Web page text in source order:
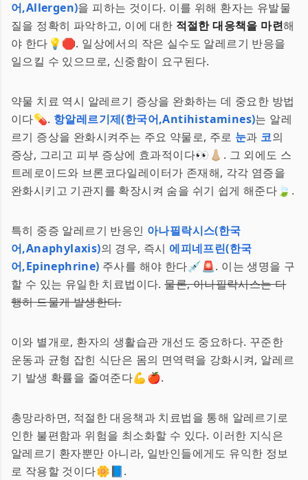
어,Allergen)을 피하는 것이다. 이를 위해 환자는 유발물
질을 정확히 파악하고, 이에 대한 적절한 대응책을 마련해
야 한다💡🛑. 일상에서의 작은 실수도 알레르기 반응을
일으킬 수 있으므로, 신중함이 요구된다.
약물 치료 역시 알레르기 증상을 완화하는 데 중요한 방법
이다💊. 항알레르기제(한국어,Antihistamines)는 알레
르기 증상을 완화시켜주는 주요 약물로, 주로 눈과 코의
증상, 그리고 피부 증상에 효과적이다👀👃🏼. 그 외에도 스
트레로이드와 브론코다일레이터가 존재해, 각각 염증을
완화시키고 기관지를 확장시켜 숨을 쉬기 쉽게 해준다🍃.
특히 중증 알레르기 반응인 아나필락시스(한국
어,Anaphylaxis)의 경우, 즉시 에피네프린(한국
어,Epinephrine) 주사를 해야 한다💉🚨. 이는 생명을 구
할 수 있는 유일한 치료법이다.물론, 아나필락시스는 다
행히 드물게 발생한다.
이와 별개로, 환자의 생활습관 개선도 중요하다. 꾸준한
운동과 균형 잡힌 식단은 몸의 면역력을 강화시켜, 알레르
기 발생 확률을 줄여준다💪🍎.
총망라하면, 적절한 대응책과 치료법을 통해 알레르기로
인한 불편함과 위험을 최소화할 수 있다. 이러한 지식은
알레르기 환자뿐만 아니라, 일반인들에게도 유익한 정보
로 작용할 것이다🌼📘.